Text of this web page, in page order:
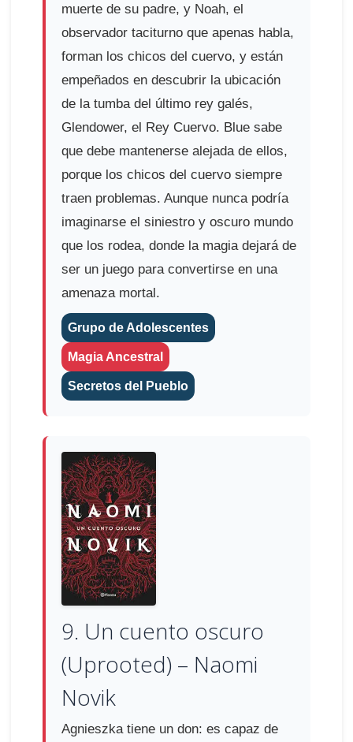
muerte de su padre, y Noah, el
observador taciturno que apenas habla,
forman los chicos del cuervo, y están
empeñados en descubrir la ubicación
de la tumba del último rey galés,
Glendower, el Rey Cuervo. Blue sabe
que debe mantenerse alejada de ellos,
porque los chicos del cuervo siempre
traen problemas. Aunque nunca podría
imaginarse el siniestro y oscuro mundo
que los rodea, donde la magia dejará de
ser un juego para convertirse en una
amenaza mortal.
Grupo de Adolescentes
Magia Ancestral
Secretos del Pueblo
9. Un cuento oscuro
(Uprooted) – Naomi
Novik
Agnieszka tiene un don: es capaz de